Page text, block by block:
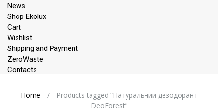
content
News
Shop Ekolux
Cart
Wishlist
Shipping and Payment
ZeroWaste
Contacts
Home /
Products tagged “Натуральний дезодорант
DeoForest”